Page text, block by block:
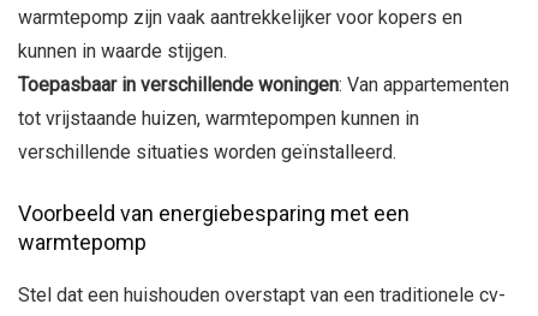
warmtepomp zijn vaak aantrekkelijker voor kopers en
kunnen in waarde stijgen.
Toepasbaar in verschillende woningen: Van appartementen
tot vrijstaande huizen, warmtepompen kunnen in
verschillende situaties worden geïnstalleerd.
Voorbeeld van energiebesparing met een
warmtepomp
Stel dat een huishouden overstapt van een traditionele cv-